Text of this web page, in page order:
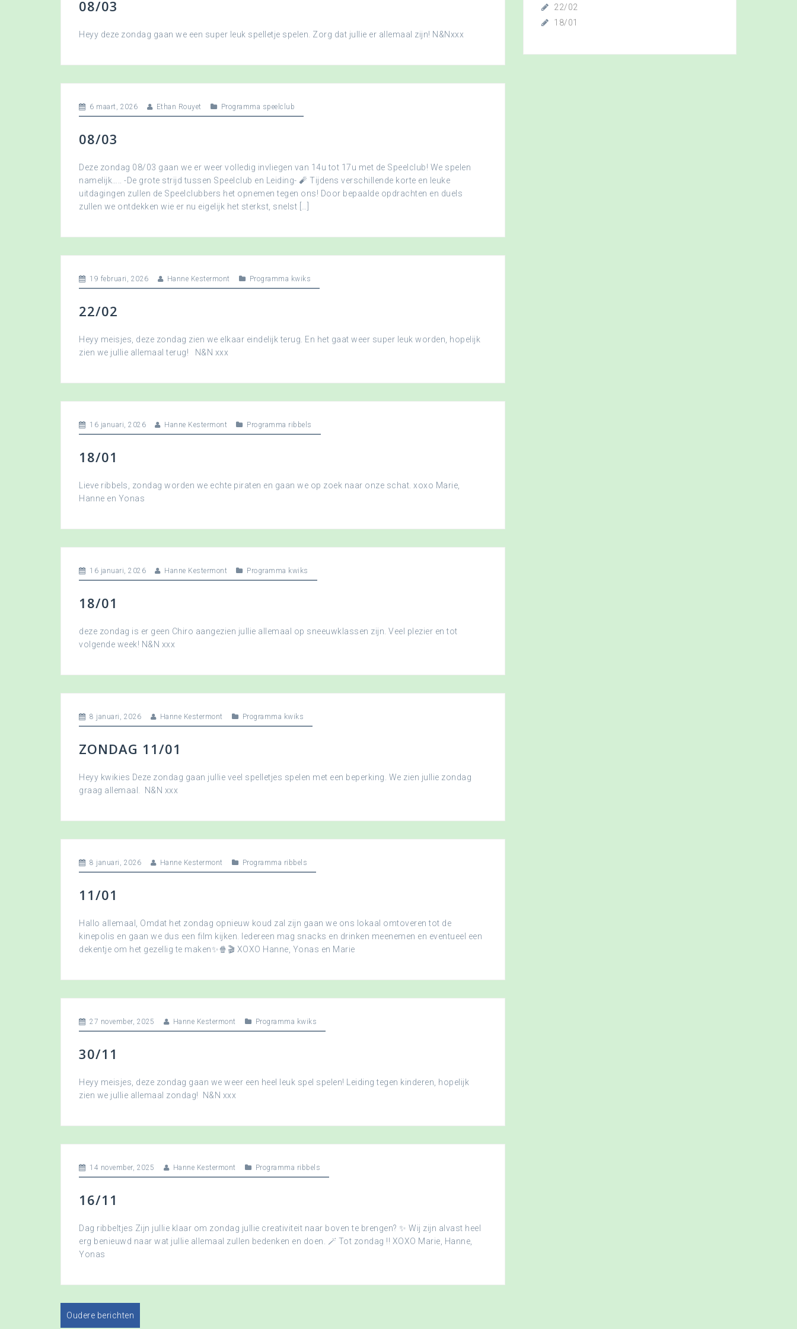
08/03
Heyy deze zondag gaan we een super leuk spelletje spelen. Zorg dat jullie er allemaal zijn! N&Nxxx
6 maart, 2026 Ethan Rouyet Programma speelclub
08/03
Deze zondag 08/03 gaan we er weer volledig invliegen van 14u tot 17u met de Speelclub! We spelen
namelijk….. -De grote strijd tussen Speelclub en Leiding- 🧨 Tijdens verschillende korte en leuke
uitdagingen zullen de Speelclubbers het opnemen tegen ons! Door bepaalde opdrachten en duels
zullen we ontdekken wie er nu eigelijk het sterkst, snelst […]
19 februari, 2026 Hanne Kestermont Programma kwiks
22/02
Heyy meisjes, deze zondag zien we elkaar eindelijk terug. En het gaat weer super leuk worden, hopelijk
zien we jullie allemaal terug! N&N xxx
16 januari, 2026 Hanne Kestermont Programma ribbels
18/01
Lieve ribbels, zondag worden we echte piraten en gaan we op zoek naar onze schat. xoxo Marie,
Hanne en Yonas
16 januari, 2026 Hanne Kestermont Programma kwiks
18/01
deze zondag is er geen Chiro aangezien jullie allemaal op sneeuwklassen zijn. Veel plezier en tot
volgende week! N&N xxx
8 januari, 2026 Hanne Kestermont Programma kwiks
ZONDAG 11/01
Heyy kwikies Deze zondag gaan jullie veel spelletjes spelen met een beperking. We zien jullie zondag
graag allemaal. N&N xxx
8 januari, 2026 Hanne Kestermont Programma ribbels
11/01
Hallo allemaal, Omdat het zondag opnieuw koud zal zijn gaan we ons lokaal omtoveren tot de
kinepolis en gaan we dus een film kijken. Iedereen mag snacks en drinken meenemen en eventueel een
dekentje om het gezellig te maken✨🍿🎬 XOXO Hanne, Yonas en Marie
27 november, 2025 Hanne Kestermont Programma kwiks
30/11
Heyy meisjes, deze zondag gaan we weer een heel leuk spel spelen! Leiding tegen kinderen, hopelijk
zien we jullie allemaal zondag! N&N xxx
14 november, 2025 Hanne Kestermont Programma ribbels
16/11
Dag ribbeltjes Zijn jullie klaar om zondag jullie creativiteit naar boven te brengen? ✨ Wij zijn alvast heel
erg benieuwd naar wat jullie allemaal zullen bedenken en doen. 🪄 Tot zondag !! XOXO Marie, Hanne,
Yonas
Oudere berichten
22/02
18/01